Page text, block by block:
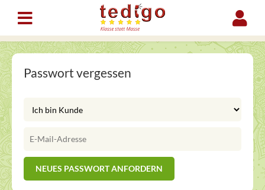
Passwort vergessen